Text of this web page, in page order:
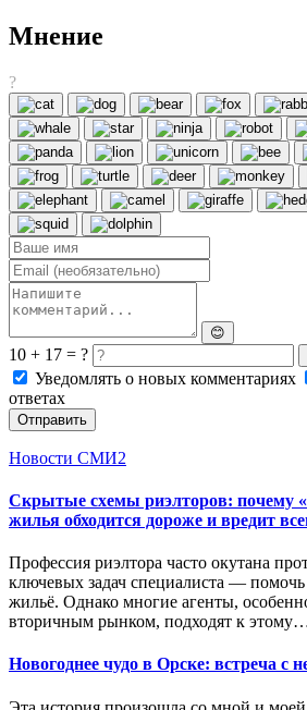
Мнение
?
😊
10 + 17 = ?
Уведомлять о новых комментариях
ответах
Отправить
Новости СМИ2
Скрытые схемы риэлторов: почему
жилья обходится дороже и вредит
Профессия риэлтора часто окутана
ключевых задач специалиста —
жильё. Однако многие агенты,
вторичным рынком, подходят к
Новогоднее чудо в Орске: встреча с